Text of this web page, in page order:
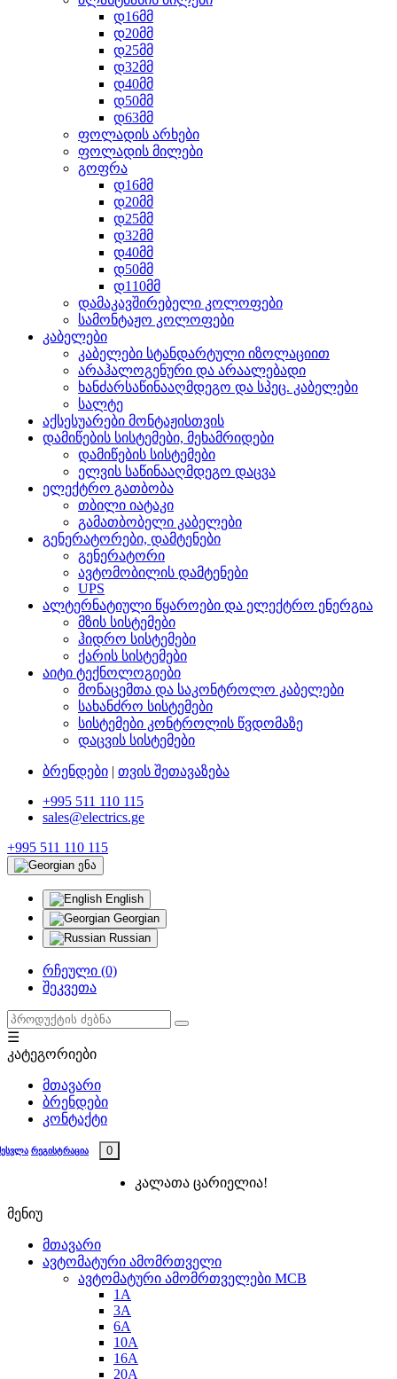
დ16მმ
დ20მმ
დ25მმ
დ32მმ
დ40მმ
დ50მმ
დ63მმ
ფოლადის არხები
ფოლადის მილები
გოფრა
დ16მმ
დ20მმ
დ25მმ
დ32მმ
დ40მმ
დ50მმ
დ110მმ
დამაკავშირებელი კოლოფები
სამონტაჟო კოლოფები
კაბელები
კაბელები სტანდარტული იზოლაციით
არაჰალოგენური და არაალებადი
ხანძარსაწინააღმდეგო და სპეც. კაბელები
სალტე
აქსესუარები მონტაჟისთვის
დამიწების სისტემები, მეხამრიდები
დამიწების სისტემები
ელვის საწინააღმდეგო დაცვა
ელექტრო გათბობა
თბილი იატაკი
გამათბობელი კაბელები
გენერატორები, დამტენები
გენერატორი
ავტომობილის დამტენები
UPS
ალტერნატიული წყაროები და ელექტრო ენერგია
მზის სისტემები
ჰიდრო სისტემები
ქარის სისტემები
აიტი ტექნოლოგიები
მონაცემთა და საკონტროლო კაბელები
სახანძრო სისტემები
სისტემები კონტროლის წვდომაზე
დაცვის სისტემები
ბრენდები | თვის შეთავაზება
+995 511 110 115
sales@electrics.ge
+995 511 110 115
ენა
English
Georgian
Russian
რჩეული (0)
შეკვეთა
☰
კატეგორიები
მთავარი
ბრენდები
კონტაქტი
რეგისტრაცია 0
კალათა ცარიელია!
მენიუ
მთავარი
ავტომატური ამომრთველი
ავტომატური ამომრთველები MCB
1A
3A
6A
10A
16A
20A